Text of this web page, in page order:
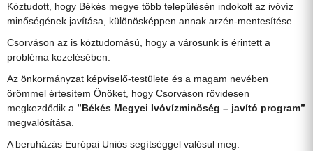
Köztudott, hogy Békés megye több településén indokolt az ivóvíz
minőségének javítása, különösképpen annak arzén-mentesítése.
Csorváson az is köztudomású, hogy a városunk is érintett a
probléma kezelésében.
Az önkormányzat képviselő-testülete és a magam nevében
örömmel értesítem Önöket, hogy Csorváson rövidesen
megkezdődik a ’’Békés Megyei Ivóvízminőség – javító program”
megvalósítása.
A beruházás Európai Uniós segítséggel valósul meg.